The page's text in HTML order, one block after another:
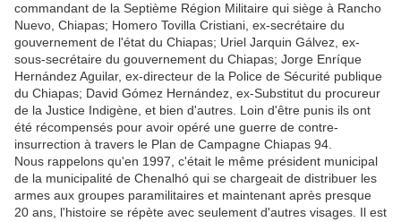
commandant de la Septième Région Militaire qui siège à Rancho
Nuevo, Chiapas; Homero Tovilla Cristiani, ex-secrétaire du
gouvernement de l'état du Chiapas; Uriel Jarquin Gálvez, ex-
sous-secrétaire du gouvernement du Chiapas; Jorge Enríque
Hernández Aguilar, ex-directeur de la Police de Sécurité publique
du Chiapas; David Gómez Hernández, ex-Substitut du procureur
de la Justice Indigène, et bien d'autres. Loin d'être punis ils ont
été récompensés pour avoir opéré une guerre de contre-
insurrection à travers le Plan de Campagne Chiapas 94.
Nous rappelons qu'en 1997, c'était le même président municipal
de la municipalité de Chenalhó qui se chargeait de distribuer les
armes aux groupes paramilitaires et maintenant après presque
20 ans, l'histoire se répète avec seulement d'autres visages. Il est